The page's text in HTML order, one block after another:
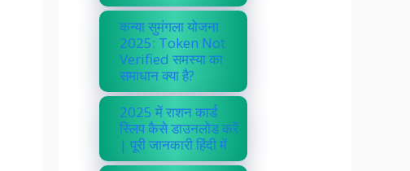
कन्या सुमंगला योजना
2025: Token Not
Verified समस्या का
समाधान क्या है?
2025 में राशन कार्ड
स्लिप कैसे डाउनलोड करें
| पूरी जानकारी हिंदी में